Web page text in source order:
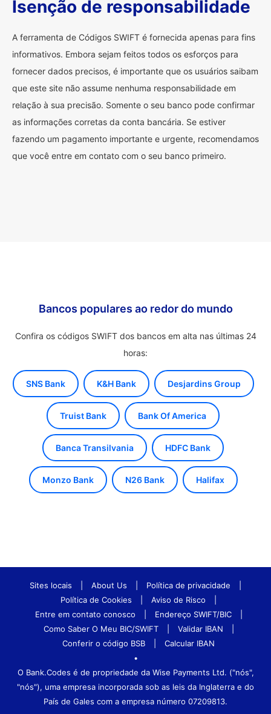
Isenção de responsabilidade
A ferramenta de Códigos SWIFT é fornecida apenas para fins
informativos. Embora sejam feitos todos os esforços para
fornecer dados precisos, é importante que os usuários saibam
que este site não assume nenhuma responsabilidade em
relação à sua precisão. Somente o seu banco pode confirmar
as informações corretas da conta bancária. Se estiver
fazendo um pagamento importante e urgente, recomendamos
que você entre em contato com o seu banco primeiro.
Bancos populares ao redor do mundo
Confira os códigos SWIFT dos bancos em alta nas últimas 24
horas:
SNS Bank K&H Bank Desjardins Group
Truist Bank Bank Of America
Banca Transilvania HDFC Bank
Monzo Bank N26 Bank Halifax
Sites locais About Us Política de privacidade
Política de Cookies
Aviso de Risco
Entre em contato conosco
Endereço SWIFT/BIC
Como Saber O Meu BIC/SWIFT
Validar IBAN
Conferir o código BSB
Calcular IBAN
•
O Bank.Codes é de propriedade da Wise Payments Ltd. ("nós",
"nós"), uma empresa incorporada sob as leis da Inglaterra e do
País de Gales com a empresa número 07209813.